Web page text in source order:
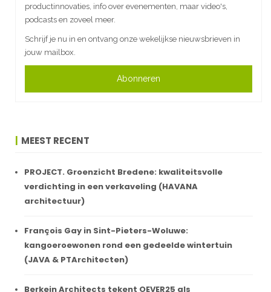
productinnovaties, info over evenementen, maar video's,
podcasts en zoveel meer.
Schrijf je nu in en ontvang onze wekelijkse nieuwsbrieven in
jouw mailbox.
Abonneren
MEEST RECENT
PROJECT. Groenzicht Bredene: kwaliteitsvolle
verdichting in een verkaveling (HAVANA
architectuur)
François Gay in Sint-Pieters-Woluwe:
kangoeroewonen rond een gedeelde wintertuin
(JAVA & PTArchitecten)
Berkein Architects tekent OEVER25 als